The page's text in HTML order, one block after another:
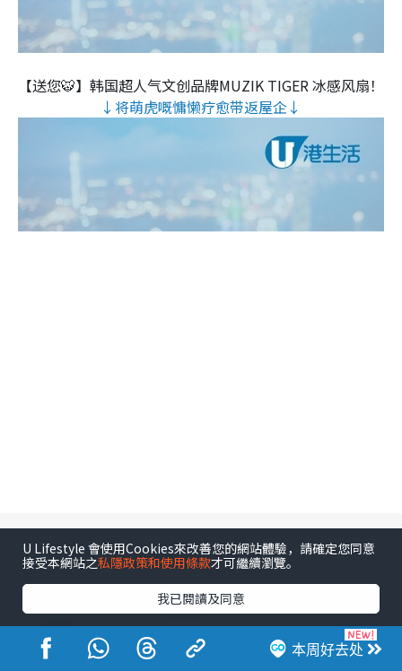
【送您🐯】韩国超人气文创品牌MUZIK TIGER 冰感风扇！
↓将萌虎嘅慵懒疗愈带返屋企↓
相关文章
娱乐
《非份之罪》大结局｜惊天大反
转凶手竟是她！公仔藏人头极震
本周好去处
U Lifestyle 會使用Cookies來改善您的網站體驗，請確定您同意
接受本網站之私隱政策和使用條款才可繼續瀏覽。
我已閱讀及同意